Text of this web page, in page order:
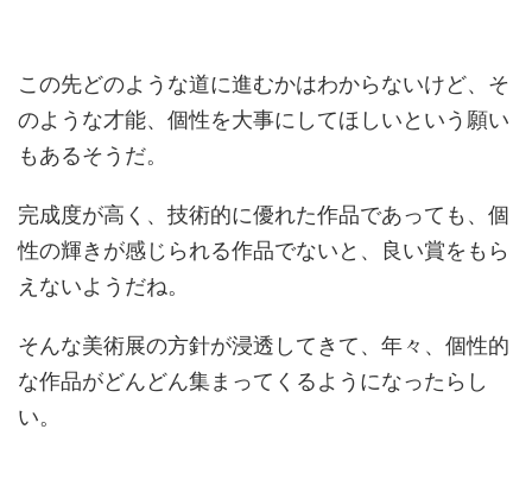
この先どのような道に進むかはわからないけど、そ
のような才能、個性を大事にしてほしいという願い
もあるそうだ。
完成度が高く、技術的に優れた作品であっても、個
性の輝きが感じられる作品でないと、良い賞をもら
えないようだね。
そんな美術展の方針が浸透してきて、年々、個性的
な作品がどんどん集まってくるようになったらし
い。